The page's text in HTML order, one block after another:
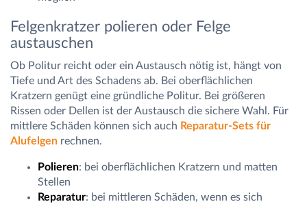
Felgenkratzer polieren oder Felge
austauschen
Ob Politur reicht oder ein Austausch nötig ist, hängt von
Tiefe und Art des Schadens ab. Bei oberflächlichen
Kratzern genügt eine gründliche Politur. Bei größeren
Rissen oder Dellen ist der Austausch die sichere Wahl. Für
mittlere Schäden können sich auch Reparatur-Sets für
Alufelgen rechnen.
Polieren: bei oberflächlichen Kratzern und matten
Stellen
Reparatur: bei mittleren Schäden, wenn es sich